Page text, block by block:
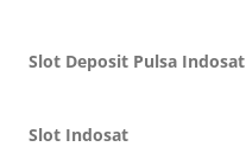
Slot Deposit Pulsa Indosat
Slot Indosat